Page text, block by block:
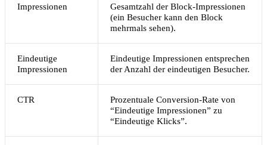
Impressionen
Gesamtzahl der Block-Impressionen
(ein Besucher kann den Block
mehrmals sehen).
Eindeutige
Impressionen
Eindeutige Impressionen entsprechen
der Anzahl der eindeutigen Besucher.
CTR
Prozentuale Conversion-Rate von
“Eindeutige Impressionen” zu
“Eindeutige Klicks”.